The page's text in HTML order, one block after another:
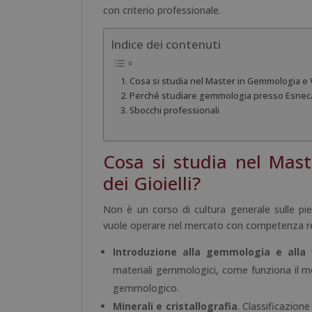
con criterio professionale.
Indice dei contenuti
Cosa si studia nel Master in Gemmologia
Perché studiare gemmologia presso
Sbocchi professionali
Cosa si studia nel
dei Gioielli?
Non è un corso di cultura generale sulle
vuole operare nel mercato con competenza
Introduzione alla gemmologia e
materiali gemmologici, come funziona il
gemmologico.
Minerali e cristallografia.